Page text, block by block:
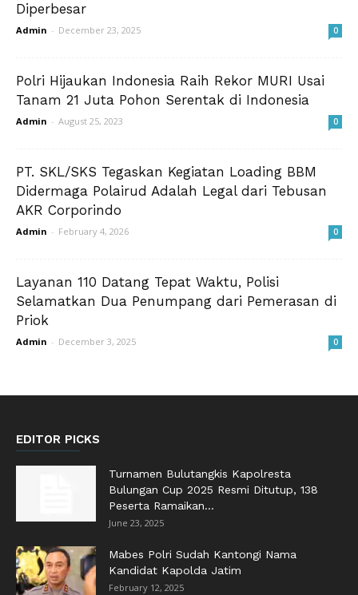
Diperbesar
Admin - December 23, 2025 0
Polri Hijaukan Indonesia Raih Rekor MURI Usai
Tanam 21 Juta Pohon Serentak di Indonesia
Admin - August 25, 2023 0
PT. SKL/SKS Tegaskan Kegiatan Loading BBM
Didermaga Polairud Adalah Legal dari Tebusan
AKR Corporindo
Admin - February 4, 2026 0
Layanan 110 Datang Tepat Waktu, Polisi
Selamatkan Dua Penumpang dari Pemerasan di
Priok
Admin - December 3, 2025 0
EDITOR PICKS
Turnamen Bulutangkis Kapolresta
Bulungan Cup 2025 Resmi Ditutup, 138
Peserta Ramaikan...
June 23, 2025
Mabes Polri Sudah Kantongi Nama
Kandidat Kapolda Jatim
February 12, 2025